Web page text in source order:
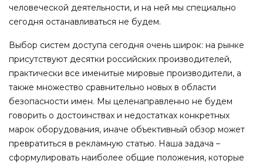
человеческой деятельности, и на ней мы специально
сегодня останавливаться не будем.
Выбор систем доступа сегодня очень широк: на рынке
присутствуют десятки российских производителей,
практически все именитые мировые производители, а
также множество сравнительно новых в области
безопасности имен. Мы целенаправленно не будем
говорить о достоинствах и недостатках конкретных
марок оборудования, иначе объективный обзор может
превратиться в рекламную статью. Наша задача –
сформулировать наиболее общие положения, которые